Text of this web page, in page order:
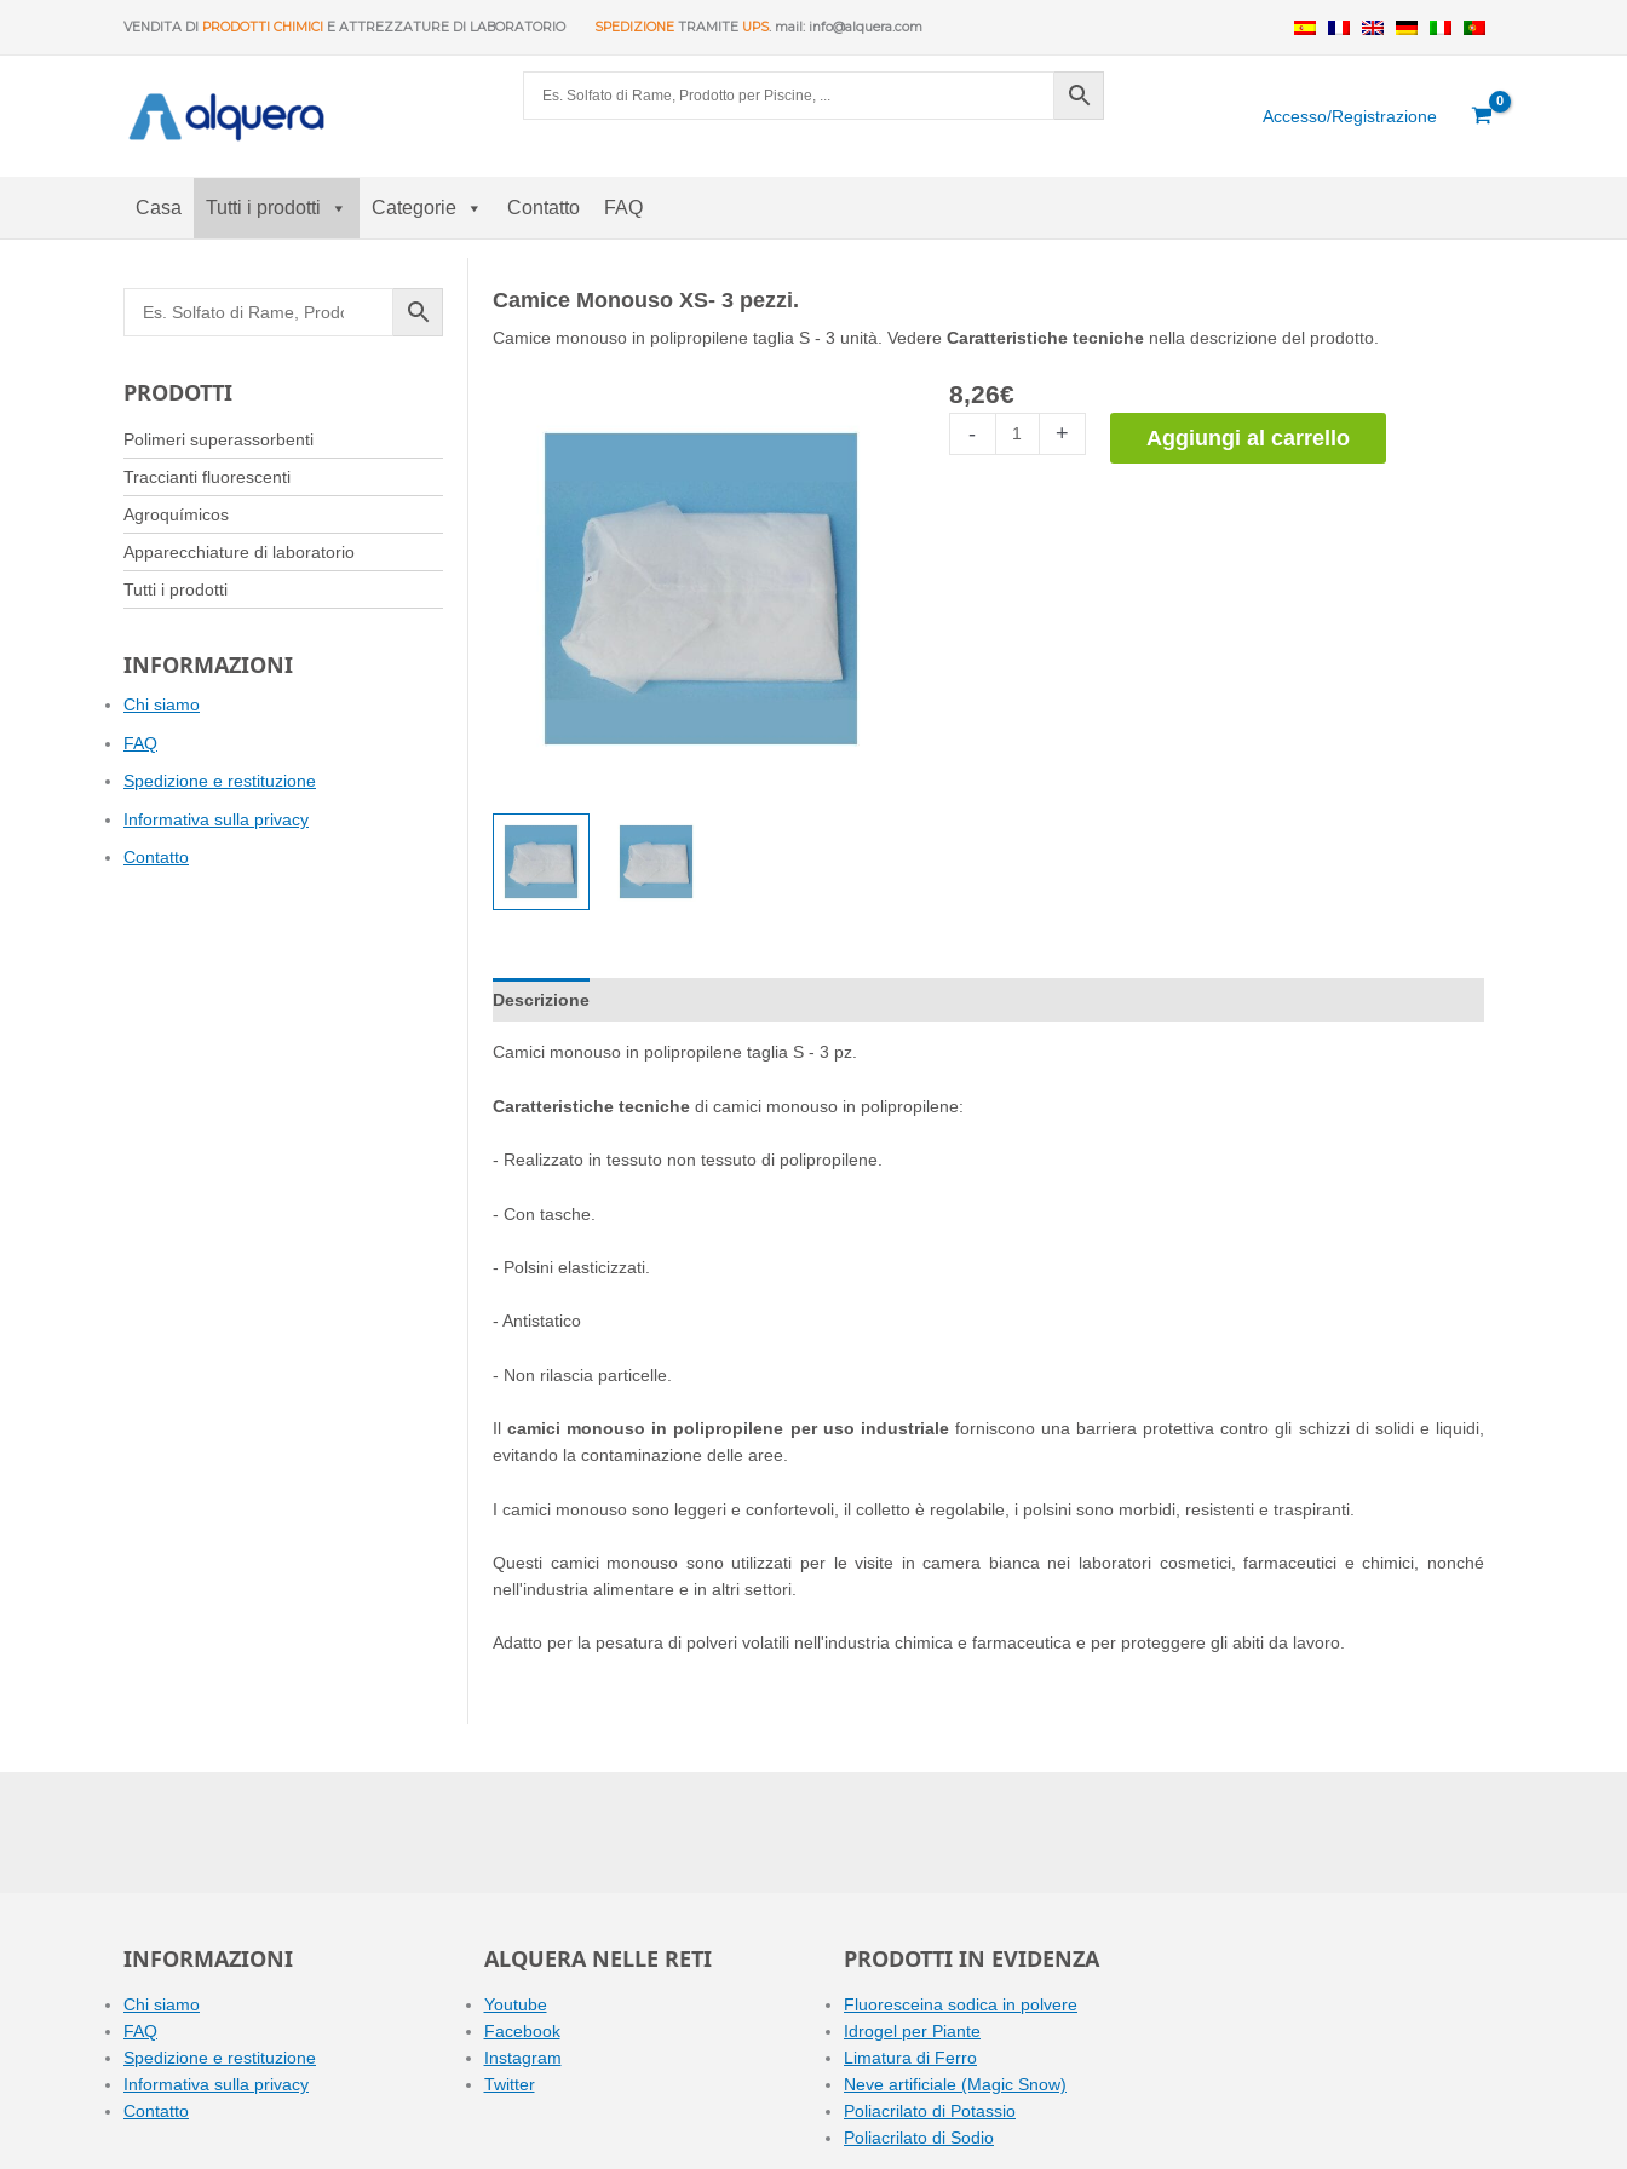
VENDITA DI PRODOTTI CHIMICI E ATTREZZATURE DI LABORATORIO SPEDIZIONE TRAMITE UPS. mail: info@alquera.com
Accesso/Registrazione
Casa Tutti i prodotti Categorie Contatto FAQ
PRODOTTI
Polimeri superassorbenti
Traccianti fluorescenti
Agroquímicos
Apparecchiature di laboratorio
Tutti i prodotti
INFORMAZIONI
Chi siamo
FAQ
Spedizione e restituzione
Informativa sulla privacy
Contatto
Camice Monouso XS- 3 pezzi.
Camice monouso in polipropilene taglia S - 3 unità. Vedere Caratteristiche tecniche nella descrizione del prodotto.
8,26€
-
desechable
+ Aggiungi al carrello
Descrizione
Camici monouso in polipropilene taglia S - 3 pz.
Caratteristiche tecniche di camici monouso in polipropilene:
- Realizzato in tessuto non tessuto di polipropilene.
- Con tasche.
- Polsini elasticizzati.
- Antistatico
- Non rilascia particelle.
Ilcamici monouso in polipropilene per uso industrialeforniscono una barriera protettiva contro gli schizzi di solidi e liquidi,
evitando la contaminazione delle aree.
I camici monouso sono leggeri e confortevoli, il colletto è regolabile, i polsini sono morbidi, resistenti e traspiranti.
Questi camici monouso sono utilizzati per le visite in camera bianca nei laboratori cosmetici, farmaceutici e chimici, nonché
nell'industria alimentare e in altri settori.
Adatto per la pesatura di polveri volatili nell'industria chimica e farmaceutica e per proteggere gli abiti da lavoro.
INFORMAZIONI
Chi siamo
FAQ
Spedizione e restituzione
Informativa sulla privacy
Contatto
ALQUERA NELLE RETI
Youtube
Facebook
Instagram
Twitter
PRODOTTI IN EVIDENZA
Fluoresceina sodica in polvere
Idrogel per Piante
Limatura di Ferro
Neve artificiale (Magic Snow)
Poliacrilato di Potassio
Poliacrilato di Sodio